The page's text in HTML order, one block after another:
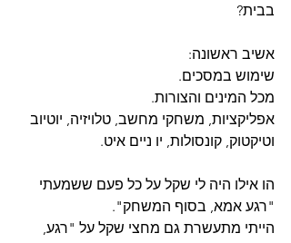
בבית?
אשיב ראשונה:
שימוש במסכים.
מכל המינים והצורות.
אפליקציות, משחקי מחשב, טלויזיה, יוטיוב
וטיקטוק, קונסולות, יו ניים איט.
הו אילו היה לי שקל על כל פעם ששמעתי
"רגע אמא, בסוף המשחק".
הייתי מתעשרת גם מחצי שקל על "רגע,